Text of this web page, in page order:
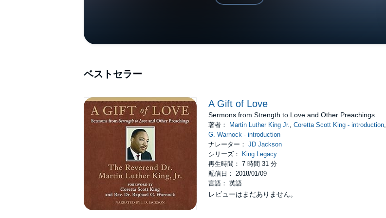
ベストセラー
A Gift of Love
Sermons from Strength to Love and Other Preachings
著者： Martin Luther King Jr., Coretta Scott King - introduction,
G. Warnock - introduction
ナレーター： JD Jackson
シリーズ：
King Legacy
再生時間： 7 時間 31 分
配信日： 2018/01/09
言語： 英語
レビューはまだありません。